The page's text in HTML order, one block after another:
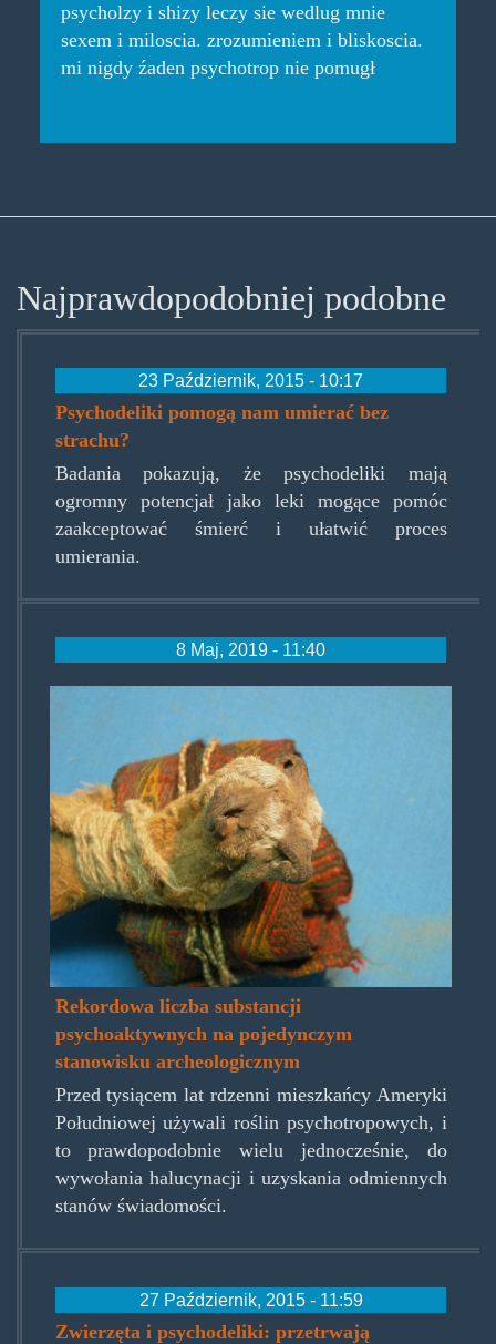
psycholzy i shizy leczy sie wedlug mnie
sexem i miloscia. zrozumieniem i bliskoscia.
mi nigdy źaden psychotrop nie pomugł
Najprawdopodobniej podobne
23 Październik, 2015 - 10:17
Psychodeliki pomogą nam umierać bez
strachu?
Badania pokazują, że psychodeliki mają
ogromny potencjał jako leki mogące pomóc
zaakceptować śmierć i ułatwić proces
umierania.
8 Maj, 2019 - 11:40
Rekordowa liczba substancji
psychoaktywnych na pojedynczym
stanowisku archeologicznym
Przed tysiącem lat rdzenni mieszkańcy Ameryki
Południowej używali roślin psychotropowych, i
to prawdopodobnie wielu jednocześnie, do
wywołania halucynacji i uzyskania odmiennych
stanów świadomości.
27 Październik, 2015 - 11:59
Zwierzęta i psychodeliki: przetrwają